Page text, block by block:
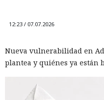
12:23 / 07.07.2026
Nueva vulnerabilidad en
plantea y quiénes ya están